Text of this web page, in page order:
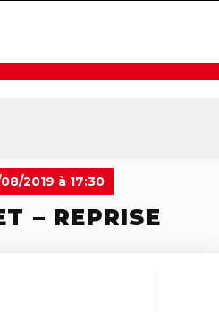
2019 à 17:30
– REPRISE